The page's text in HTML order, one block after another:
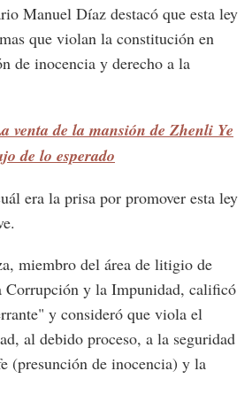
Manuel Díaz destacó que esta ley
que violan la constitución en
de inocencia y derecho a la
venta de la mansión de Zhenli Ye
de lo esperado
era la prisa por promover esta ley
miembro del área de litigio de
Corrupción y la Impunidad, calificó
y consideró que viola el
al debido proceso, a la seguridad
(presunción de inocencia) y la